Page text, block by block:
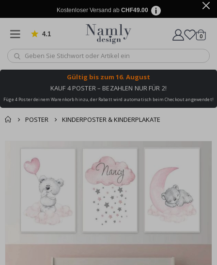
Kostenloser Versand ab CHF49.00
4.1 von 1034 Bewertungen
Wagen
0
Gültig bis zum 16. August
KAUF 4 POSTER – BEZAHLEN NUR FÜR 2!
Füge 4 Poster deinem Warenkorb hinzu, der Rabatt wird automatisch beim Checkout angewendet!
POSTER KINDERPOSTER & KINDERPLAKATE
Zusammen gekaufte
Produkte
Bildgalerie